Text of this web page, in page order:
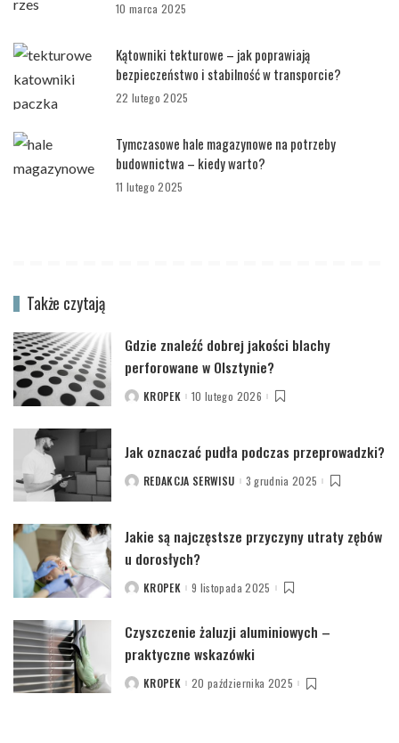
10 marca 2025
Kątowniki tekturowe – jak poprawiają
bezpieczeństwo i stabilność w transporcie?
22 lutego 2025
Tymczasowe hale magazynowe na potrzeby
budownictwa – kiedy warto?
11 lutego 2025
Także czytają
Gdzie znaleźć dobrej jakości blachy
perforowane w Olsztynie?
POSTEDKROPEK 10 lutego 2026
Jak oznaczać pudła podczas przeprowadzki?
POSTEDREDAKCJA SERWISU 3 grudnia 2025
Jakie są najczęstsze przyczyny utraty zębów
u dorosłych?
POSTEDKROPEK 9 listopada 2025
Czyszczenie żaluzji aluminiowych –
praktyczne wskazówki
POSTEDKROPEK 20 października 2025